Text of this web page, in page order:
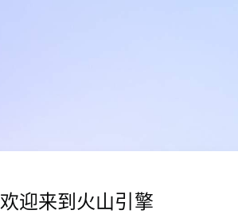
欢迎来到火山引擎